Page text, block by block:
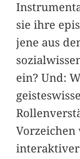
sie ihre
jene aus
ein? Und:
Vorzeichen